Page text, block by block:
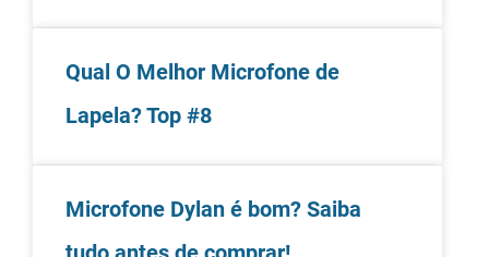
Qual O Melhor Microfone de
Lapela? Top #8
Microfone Dylan é bom? Saiba